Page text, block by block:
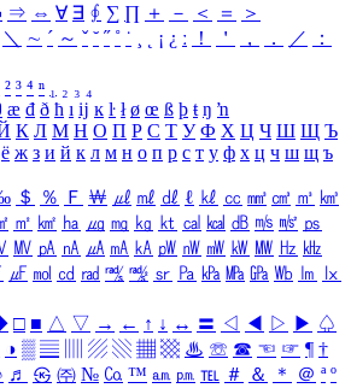
⇒ ⇔ ∀ ∃ ∮ ∑ ∏ ＋ － ＜ ＝
＞
＼ ∼ ´ ～ ˇ ˘ ˝ ˚ ˙ ¸ ¡ ¿ ː ！ ＇ ， ． ／
：
² ³ ⁴ ⁿ ₁ ₂ ₃ ₄
æ đ ð ħ ı ĳ ĸ ŀ ł ø œ ß þ ŧ ŋ ŉ
К Л М Н О П Р С Т У Ф Х Ц Ч Ш Щ Ъ
ё ж з и й к л м н о п р с т у ф х ц ч ш щ ъ
＄ ％ Ｆ ￦ ㎕ ㎖ ㎗ ℓ ㎘ ㏄ ㎣ ㎤ ㎥ ㎦
㎡ ㎢ ㏊ ㎍ ㎎ ㎏ ㏏ ㎈ ㎉ ㏈ ㎧ ㎨ ㎰
㎹ ㎀ ㎁ ㎂ ㎃ ㎄ ㎺ ㎻ ㎽ ㎾ ㎿ ㎐ ㎑
㎌ ㏖ ㏅ ㎭ ㎮ ㎯ ㏛ ㎩ ㎪ ㎫ ㎬ ㏝ ㏐
㏓
□ ■ △ ▽ → ← ↑ ↓ ↔ 〓 ◁ ◀ ▷ ▶ ♤
◑ ▒ ▤ ▨ ▧ ▦ ▩ ♨ ☏ ☎ ☜ ☞ ¶ †
♬ ㉿ ㈜ № ㏇ ™ ㏂ ㏘ ℡ ＃ ＆ ＊ ＠ ª º